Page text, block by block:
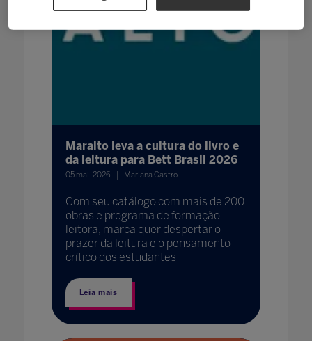
Maralto leva a cultura do livro e
da leitura para Bett Brasil 2026
05 mai. 2026 Mariana Castro
Com seu catálogo com mais de 200
obras e programa de formação
leitora, marca quer despertar o
prazer da leitura e o pensamento
crítico dos estudantes
Leia mais